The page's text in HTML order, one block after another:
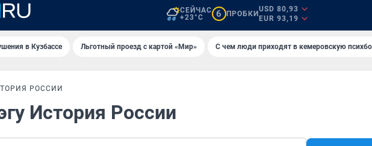
СЕЙЧАС
+23°C
6 ПРОБКИ
USD 80,93
EUR 93,19
в Кузбассе Льготный проезд с картой «Мир» С чем люди приходят в кемеровскую
РОССИИ
История России